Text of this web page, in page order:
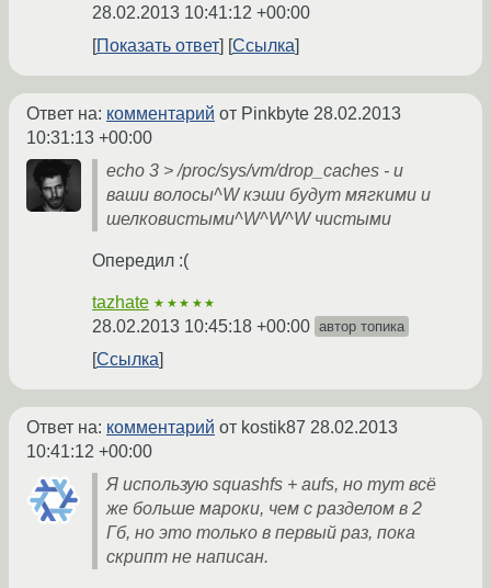
28.02.2013 10:41:12 +00:00
Показать ответ
Ссылка
Ответ на: комментарий от Pinkbyte 28.02.2013
10:31:13 +00:00
echo 3 > /proc/sys/vm/drop_caches - и
ваши волосы^W кэши будут мягкими и
шелковистыми^W^W^W чистыми
Опередил :(
tazhate ★★★★★
28.02.2013 10:45:18 +00:00 автор топика
Ссылка
Ответ на: комментарий от kostik87 28.02.2013
10:41:12 +00:00
Я использую squashfs + aufs, но тут всё
же больше мароки, чем с разделом в 2
Гб, но это только в первый раз, пока
скрипт не написан.